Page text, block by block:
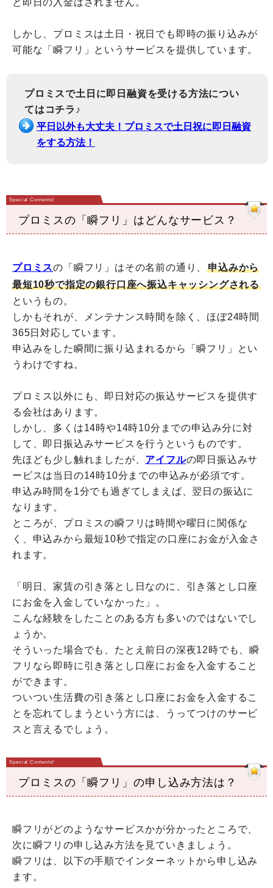
と即日の入金はされません。
しかし、プロミスは土日・祝日でも即時の振り込みが
可能な「瞬フリ」というサービスを提供しています。
プロミスで土日に即日融資を受ける方法につい
てはコチラ♪
平日以外も大丈夫！プロミスで土日祝に即日融資
をする方法！
プロミスの「瞬フリ」はどんなサービス？
プロミスの「瞬フリ」はその名前の通り、申込みから
最短10秒で指定の銀行口座へ振込キャッシングされる
というもの。
しかもそれが、メンテナンス時間を除く、ほぼ24時間
365日対応しています。
申込みをした瞬間に振り込まれるから「瞬フリ」とい
うわけですね。
プロミス以外にも、即日対応の振込サービスを提供す
る会社はあります。
しかし、多くは14時や14時10分までの申込み分に対
して、即日振込みサービスを行うというものです。
先ほども少し触れましたが、 アイフルの即日振込みサ
ービスは当日の14時10分までの申込みが必須です。
申込み時間を1分でも過ぎてしまえば、翌日の振込に
なります。
ところが、プロミスの瞬フリは時間や曜日に関係な
く、申込みから最短10秒で指定の口座にお金が入金さ
れます。
「明日、家賃の引き落とし日なのに、引き落とし口座
にお金を入金していなかった」。
こんな経験をしたことのある方も多いのではないでし
ょうか。
そういった場合でも、たとえ前日の深夜12時でも、瞬
フリなら即時に引き落とし口座にお金を入金すること
ができます。
ついつい生活費の引き落とし口座にお金を入金するこ
とを忘れてしまうという方には、うってつけのサービ
スと言えるでしょう。
プロミスの「瞬フリ」の申し込み方法は？
瞬フリがどのようなサービスかが分かったところで、
次に瞬フリの申し込み方法を見ていきましょう。
瞬フリは、以下の手順でインターネットから申し込み
ます。